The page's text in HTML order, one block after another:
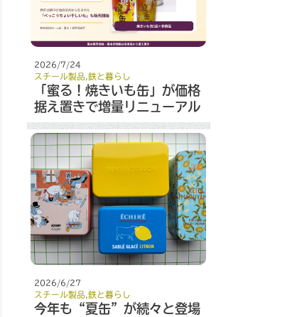
2026/7/24
スチール製品 鉄と暮らし
「蜜る！焼きいも缶」が価格
据え置きで増量リニューアル
2026/6/27
スチール製品 鉄と暮らし
今年も“夏缶”が続々と登場